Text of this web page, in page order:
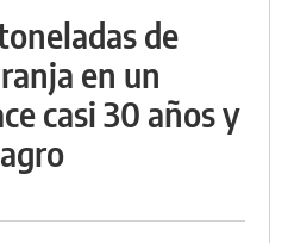
de
en un
casi 30 años y